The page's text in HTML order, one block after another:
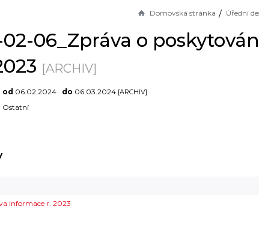
Domovská stránka Úřední
06_Zpráva o
[ARCHIV]
od 06.02.2024 do 06.03.2024 [ARCHIV]
Ostatní
informace r. 2023